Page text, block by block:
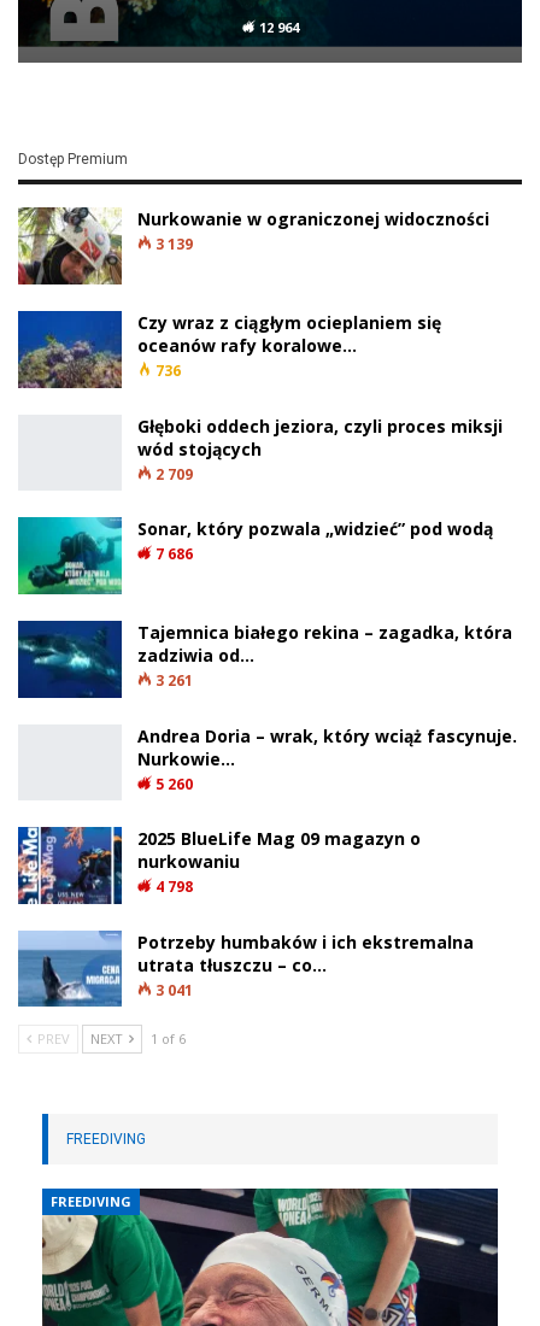
12 964
Dostęp Premium
Nurkowanie w ograniczonej widoczności
3 139
Czy wraz z ciągłym ocieplaniem się
oceanów rafy koralowe…
736
Głęboki oddech jeziora, czyli proces miksji
wód stojących
2 709
Sonar, który pozwala „widzieć” pod wodą
7 686
Tajemnica białego rekina – zagadka, która
zadziwia od…
3 261
Andrea Doria – wrak, który wciąż fascynuje.
Nurkowie…
5 260
2025 BlueLife Mag 09 magazyn o
nurkowaniu
4 798
Potrzeby humbaków i ich ekstremalna
utrata tłuszczu – co…
3 041
PREV NEXT 1 of 6
FREEDIVING
FREEDIVING